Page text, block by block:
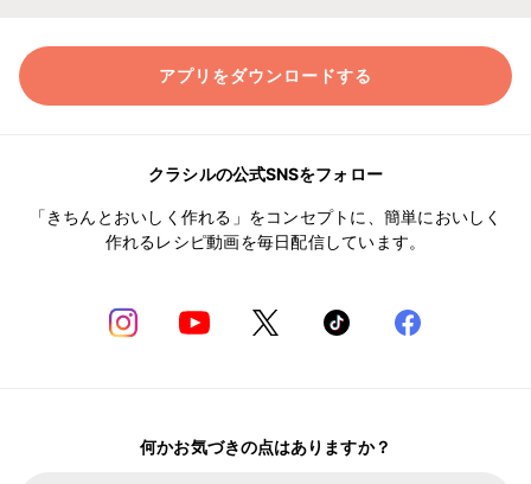
アプリをダウンロードする
クラシルの公式SNSをフォロー
「きちんとおいしく作れる」をコンセプトに、簡単においしく
作れるレシピ動画を毎日配信しています。
何かお気づきの点はありますか？